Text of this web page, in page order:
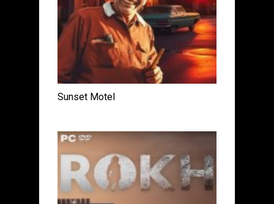
Sunset Motel